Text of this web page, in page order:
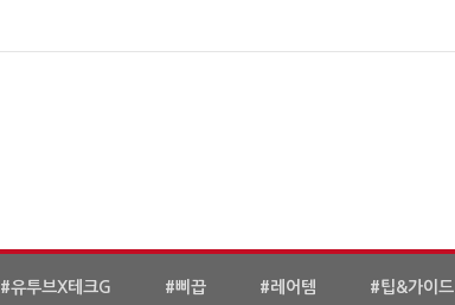
#유투브X테크G #삐끕 #레어템 #팁&가이드